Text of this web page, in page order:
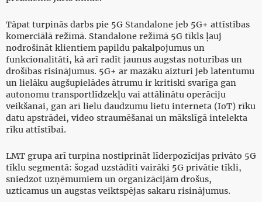
Tāpat turpinās darbs pie 5G Standalone jeb 5G+ attīstības
komerciālā režīmā. Standalone režīmā 5G tīkls ļauj
nodrošināt klientiem papildu pakalpojumus un
funkcionalitāti, kā arī radīt jaunus augstas noturības un
drošības risinājumus. 5G+ ar mazāku aizturi jeb latentumu
un lielāku augšupielādes ātrumu ir kritiski svarīga gan
autonomu transportlīdzekļu vai attālinātu operāciju
veikšanai, gan arī lielu daudzumu lietu interneta (IoT) rīku
datu apstrādei, video straumēšanai un mākslīgā intelekta
rīku attīstībai.
LMT grupa arī turpina nostiprināt līderpozīcijas privāto 5G
tīklu segmentā: šogad uzstādīti vairāki 5G privātie tīkli,
sniedzot uzņēmumiem un organizācijām drošus,
uzticamus un augstas veiktspējas sakaru risinājumus.